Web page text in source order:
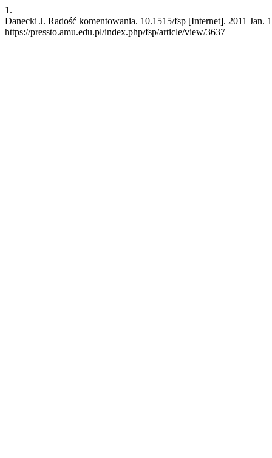
1.
Danecki J. Radość komentowania. 10.1515/fsp [Internet]. 2011
https://pressto.amu.edu.pl/index.php/fsp/article/view/3637